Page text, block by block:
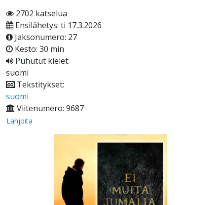
2702 katselua
Ensilähetys: ti 17.3.2026
Jaksonumero: 27
Kesto: 30 min
Puhutut kielet:
suomi
Tekstitykset:
suomi
Viitenumero: 9687
Lahjoita